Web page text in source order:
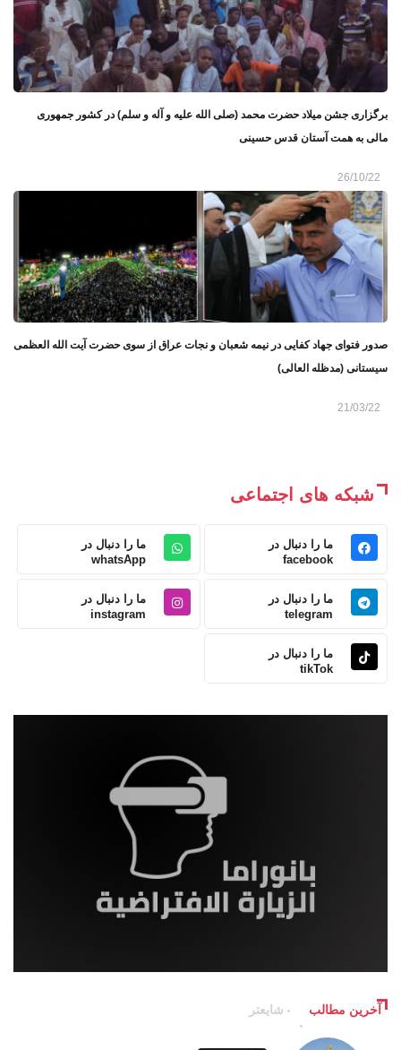
برگزاری جشن میلاد حضرت محمد (صلی الله علیه و آله و سلم) در کشور جمهوری
مالی به همت آستان قدس حسینی
26/10/22
صدور فتوای جهاد کفایی در نیمه شعبان و نجات عراق از سوی حضرت آیت الله العظمی
سیستانی (مدظله العالی)
21/03/22
شبکه های اجتماعی
ما را دنبال در
facebook
ما را دنبال در
whatsApp
ما را دنبال در
telegram
ما را دنبال در
instagram
ما را دنبال در
tikTok
آخرین مطالب شایعتر